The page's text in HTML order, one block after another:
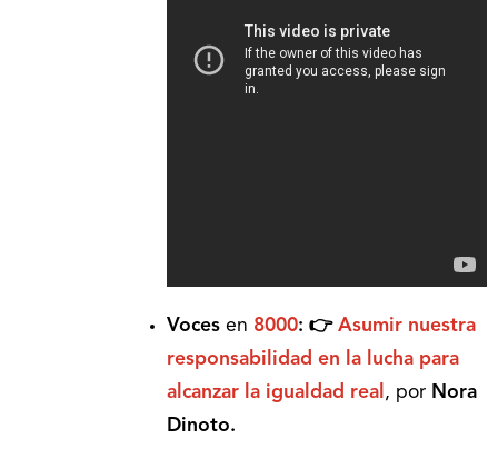
Voces en 8000: 👉 Asumir nuestra
responsabilidad en la lucha para
alcanzar la igualdad real , por Nora
Dinoto.